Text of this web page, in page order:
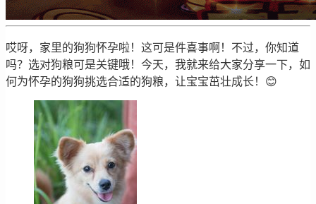
哎呀，家里的狗狗怀孕啦！这可是件喜事啊！不过，你知道
吗？选对狗粮可是关键哦！今天，我就来给大家分享一下，如
何为怀孕的狗狗挑选合适的狗粮，让宝宝茁壮成长！😊